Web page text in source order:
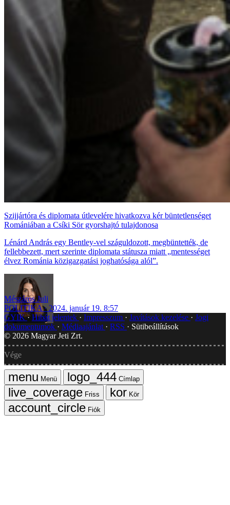
Szijjártóra és diplomata útlevelére hivatkozva kér büntetlenséget
Romániában a Csíki Sör gyorshajtó tulajdonosa
Lénárd András egy Bentley-vel száguldozott, megbüntették, de
fellebbezett, mert szerinte diplomata státusza miatt „mentességet
élvez Románia közigazgatási joghatósága alól”.
Mészáros Juli
POLITIKA
2024. január 19. 8:57
GYIK Hibát jelentek Impresszum Javítások kezelése
Jogi
dokumentumok
Médiaajánlat RSS
Sütibeállítások
© 2026 Magyar Jeti Zrt.
Vége
Menü
Címlap
Friss
Kör
Fiók